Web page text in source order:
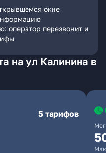
окне
оператор перезвонит и
на ул Калинина в
5 тарифов